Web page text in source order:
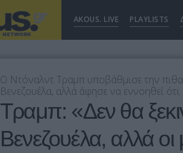
AKOUS. LIVE PLAYLISTS
Ο Ντόναλντ Τραμπ υποβάθμισε την
Βενεζουέλα, αλλά άφησε να εννοηθεί
Tραμπ: «Δεν θα
Βενεζουέλα, αλλά